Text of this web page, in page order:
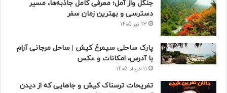
جنگل واز آمل؛ معرفی کامل جاذبه‌ها، مسیر
دسترسی و بهترین زمان سفر
13 تیر 1405
پارک ساحلی سیمرغ کیش | ساحل مرجانی آرام
با آدرس، امکانات و عکس
11 خرداد 1405
تفریحات ترسناک کیش و جاهایی که از دیدن